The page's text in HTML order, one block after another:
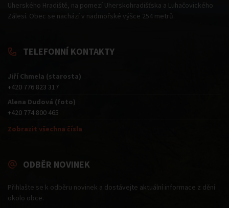
Uherského Hradiště, na pomezí Uherskohradišťska a Luhačovického
Zálesí. Obec se nachází v nadmořské výšce 254 metrů.
TELEFONNÍ KONTAKTY
Jiří Chmela (starosta)
+420 776 823 317
Alena Dudová (foto)
+420 774 800 465
Zobrazit všechna čísla
ODBĚR NOVINEK
Přihlašte se k odběru novinek a dostávejte aktuální informace z dění
okolo obce.